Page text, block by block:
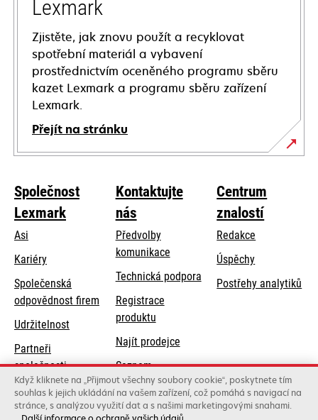
Lexmark
Zjistěte, jak znovu použít a recyklovat
spotřební materiál a vybavení
prostřednictvím oceněného programu sběru
kazet Lexmark a programu sběru zařízení
Lexmark.
Přejít na stránku
Společnost
Lexmark
Asi
Kariéry
Společenská
odpovědnost firem opens
new
tab
Udržitelnost
Partneři
společnosti
Lexmark
Kontaktujte
nás
Předvolby
komunikace
Technická podporaopens
Registrace
produktu
Najít prodejce
Seznam
velkoobchodníků
Centrum
znalostí
Redakce
Úspěchy
Postřehy analytiků
Když kliknete na „Přijmout všechny soubory cookie“, poskytnete tím
souhlas k jejich ukládání na vašem zařízení, což pomáhá s navigací na
stránce, s analýzou využití dat a s našimi marketingovými snahami.